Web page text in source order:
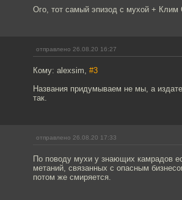
Ого, тот самый эпизод с мухой + Клим
отправлено 26.08.20 16:27
Кому: alexsim, #3
Названия придумываем не мы, а
так.
отправлено 26.08.20 17:33
По поводу мухи у знающих камрадов
метаний, связанных с опасным
потом же смиряется.